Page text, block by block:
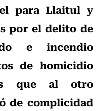
para Llaitul y
por el delito de
e incendio
de homicidio
que al otro
de complicidad